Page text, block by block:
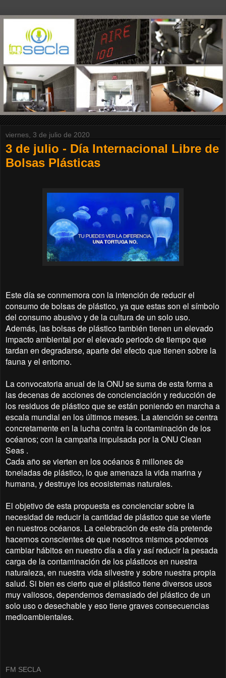
viernes, 3 de julio de 2020
3 de julio - Día Internacional Libre de
Bolsas Plásticas
Este día se conmemora con la intención de reducir el
consumo de bolsas de plástico, ya que estas son el símbolo
del consumo abusivo y de la cultura de un solo uso.
Además, las bolsas de plástico también tienen un elevado
impacto ambiental por el elevado periodo de tiempo que
tardan en degradarse, aparte del efecto que tienen sobre la
fauna y el entorno.
La convocatoria anual de la ONU se suma de esta forma a
las decenas de acciones de concienciación y reducción de
los residuos de plástico que se están poniendo en marcha a
escala mundial en los últimos meses. La atención se centra
concretamente en la lucha contra la contaminación de los
océanos; con la campaña impulsada por la ONU Clean
Seas .
Cada año se vierten en los océanos 8 millones de
toneladas de plástico, lo que amenaza la vida marina y
humana, y destruye los ecosistemas naturales.
El objetivo de esta propuesta es concienciar sobre la
necesidad de reducir la cantidad de plástico que se vierte
en nuestros océanos. La celebración de este día pretende
hacernos conscientes de que nosotros mismos podemos
cambiar hábitos en nuestro día a día y así reducir la pesada
carga de la contaminación de los plásticos en nuestra
naturaleza, en nuestra vida silvestre y sobre nuestra propia
salud. Si bien es cierto que el plástico tiene diversos usos
muy valiosos, dependemos demasiado del plástico de un
solo uso o desechable y eso tiene graves consecuencias
medioambientales.
FM SECLA